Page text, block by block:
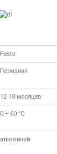
Festo
Германия
12-18 месяцев
0 ÷ 60 °C
алюминий